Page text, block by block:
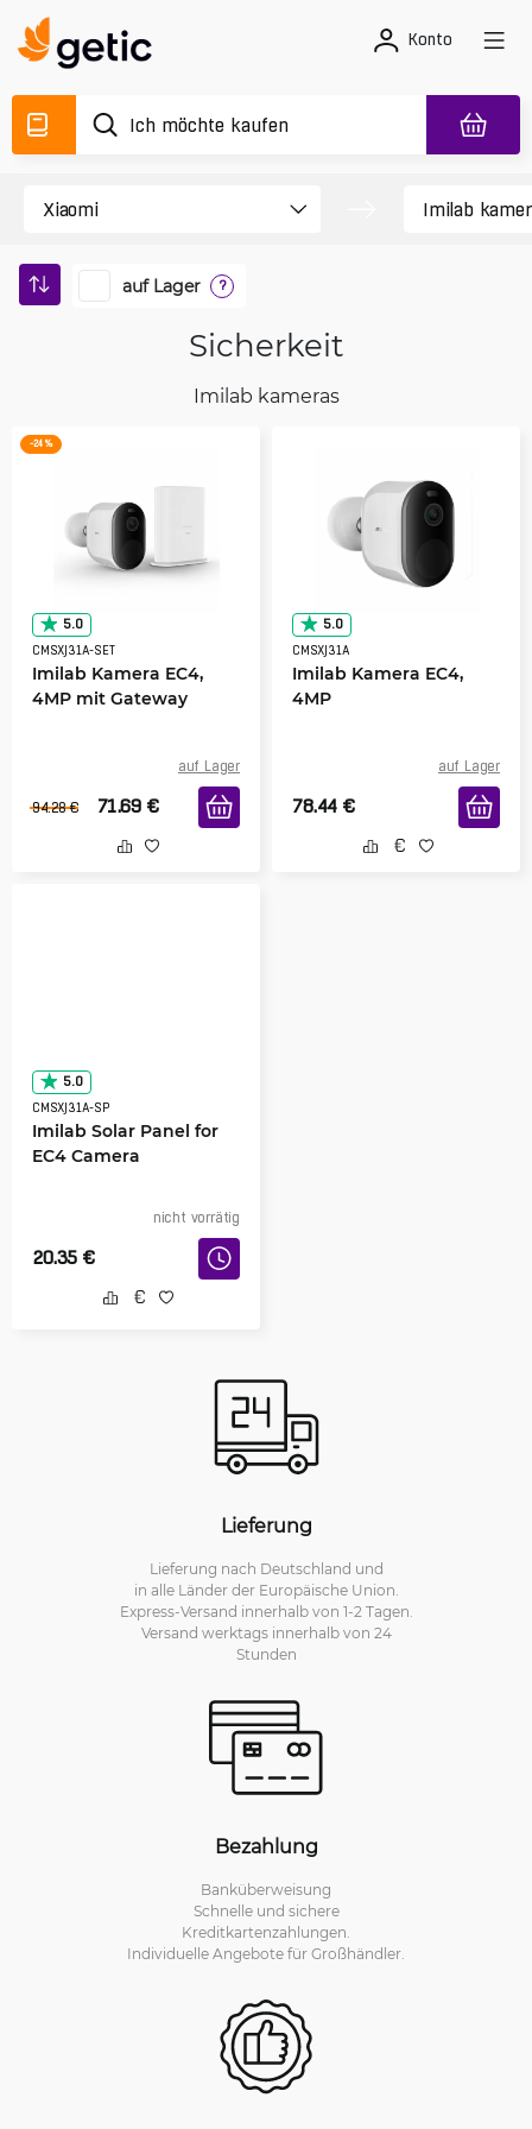
Konto
auf Lager ?
Sicherkeit
Imilab kameras
-24 %
5.0
CMSXJ31A-SET
Imilab Kamera EC4,
4MP mit Gateway
auf Lager
94.28 € 71.69 €
5.0
CMSXJ31A
Imilab Kamera EC4,
4MP
auf Lager
78.44 €
5.0
CMSXJ31A-SP
Imilab Solar Panel for
EC4 Camera
nicht vorrätig
20.35 €
Lieferung
Lieferung nach Deutschland und
in alle Länder der Europäische Union.
Express-Versand innerhalb von 1-2 Tagen.
Versand werktags innerhalb von 24
Stunden
Bezahlung
Banküberweisung
Schnelle und sichere
Kreditkartenzahlungen.
Individuelle Angebote für Großhändler.